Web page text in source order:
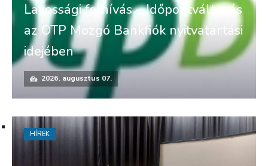
Lakossági felhívás – Időpontváltozás
az OTP Mozgó Bankfiók nyitvatartási
idejében
2026. augusztus 07.
HÍREK